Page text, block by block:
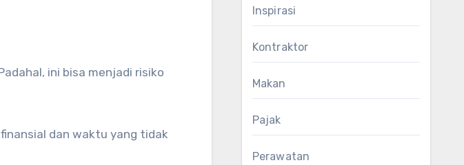
ini bisa menjadi risiko
dan waktu yang tidak
Inspirasi
Kontraktor
Makan
Pajak
Perawatan